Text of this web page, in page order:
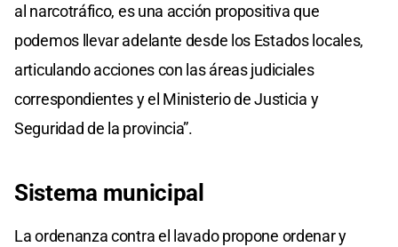
al narcotráfico, es una acción propositiva que
podemos llevar adelante desde los Estados locales,
articulando acciones con las áreas judiciales
correspondientes y el Ministerio de Justicia y
Seguridad de la provincia”.
Sistema municipal
La ordenanza contra el lavado propone ordenar y